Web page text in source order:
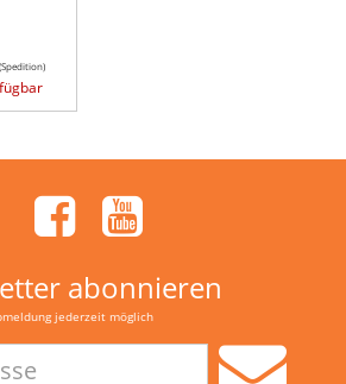
(Spedition)
abonnieren
jederzeit möglich